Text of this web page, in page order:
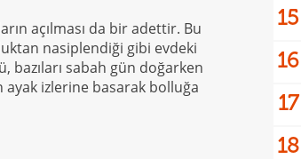
açılması da bir adettir. Bu
nasiplendiği gibi evdeki
bazıları sabah gün doğarken
ayak izlerine basarak bolluğa
15
16
17
18